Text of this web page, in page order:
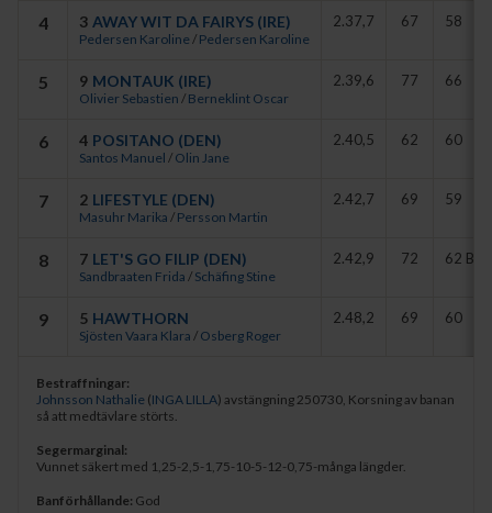
nu kan stoltsera med tre segrar på fem starter i år.
- Nathalie har stor rutin och är en duktig ryttare, sade Torbjörn
Nobel, som noterade att han vann samma lopp med Frontier Star
4 3 AWAY WIT DA FAIRYS (IRE)
Pedersen Karoline/ Pedersen Karoline
2.37,7 67 58
5 9 MONTAUK (IRE)
Olivier Sebastien / Berneklint Oscar
2.39,6 77 66
6 4 POSITANO (DEN)
Santos Manuel / Olin Jane
2.40,5 62 60
7 2 LIFESTYLE (DEN)
Masuhr Marika / Persson Martin
2.42,7 69 59
8 7 LET'S GO FILIP (DEN)
Sandbraaten Frida / Schäfing Stine
2.42,9 72 62 B
9 5 HAWTHORN
Sjösten Vaara Klara / Osberg Roger
2.48,2 69 60
Bestraffningar:
Johnsson Nathalie (INGA LILLA) avstängning 250730, Korsning av banan
så att medtävlare störts.
Segermarginal:
Vunnet säkert med 1,25-2,5-1,75-10-5-12-0,75-många längder.
Banförhållande: God